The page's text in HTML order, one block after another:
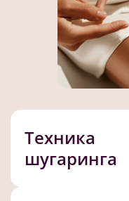
Техника
шугаринга